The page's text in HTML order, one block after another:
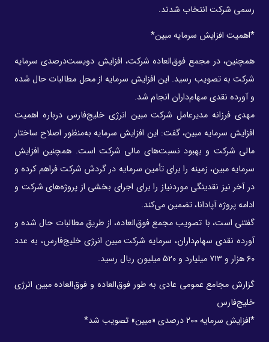
رسمی شرکت انتخاب شدند.
*اهمیت افزایش سرمایه مبین*
همچنین، در مجمع فوق‌العاده شرکت، افزایش دویست‌درصدی سرمایه
شرکت به تصویب رسید. این افزایش سرمایه از محل مطالبات حال شده
و آورده نقدی سهام‌داران انجام شد.
مهدی فرزانه مدیرعامل شرکت مبین انرژی خلیج‌فارس درباره اهمیت
افزایش سرمایه مبین، گفت: این افزایش سرمایه به‌منظور اصلاح ساختار
مالی شرکت و بهبود نسبت‌های مالی شرکت است. همچنین افزایش
سرمایه مبین، زمینه را برای تأمین سرمایه در گردش شرکت فراهم کرده و
در آخر نیز نقدینگی موردنیاز را برای اجرای بخشی از پروژه‌های شرکت و
ادامه پروژه آپادانا، تضمین می‌کند.
گفتنی است، با تصویب مجمع فوق‌العاده، از طریق مطالبات حال شده و
آورده نقدی سهام‌داران، سرمایه شرکت مبین انرژی خلیج‌فارس، به عدد
۶۰ هزار و ۷۱۳ میلیارد و ۵۲۰ میلیون ریال رسید.
گزارش مجامع عمومی عادی به طور فوق‌العاده و فوق‌العاده مبین انرژی
خلیج‌فارس
*افزایش سرمایه ۲۰۰ درصدی «مبین» تصویب شد*